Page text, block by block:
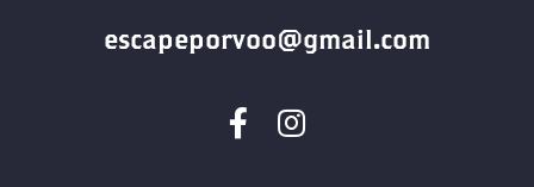
escapeporvoo@gmail.com